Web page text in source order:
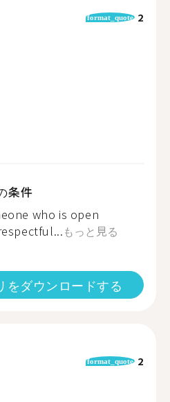
format_quote 2
条件
who is open
もっと見る
をダウンロードする
format_quote 2